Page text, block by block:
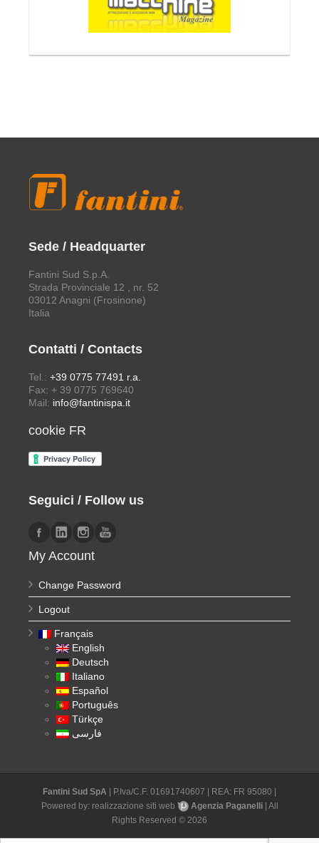
Sede / Headquarter
Fantini Sud S.p.A.
Strada Provinciale 12 , nr. 52
03012 Anagni (Frosinone)
Italia
Contatti / Contacts
Tel.: +39 0775 77491 r.a.
Fax: + 39 0775 769640
Mail: info@fantinispa.it
cookie FR
Seguici / Follow us
My Account
Change Password
Logout
Français
English
Deutsch
Italiano
Español
Português
Türkçe
فارسی
Fantini Sud SpA | P.Iva/C.F. 01691740607 | REA: FR 95080 |
Powered by: realizzazione siti web Agenzia Paganelli| All
Rights Reserved © 2026